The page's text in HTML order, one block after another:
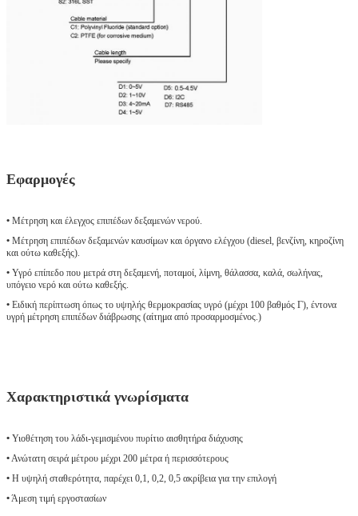
Εφαρμογές
• Μέτρηση και έλεγχος επιπέδων δεξαμενών νερού.
• Μέτρηση επιπέδων δεξαμενών καυσίμων και όργανο ελέγχου (diesel, βενζίνη, κηροζίνη
και ούτω καθεξής).
• Υγρό επίπεδο που μετρά στη δεξαμενή, ποταμοί, λίμνη, θάλασσα, καλά, σωλήνας,
υπόγειο νερό και ούτω καθεξής.
• Ειδική περίπτωση όπως το υψηλής θερμοκρασίας υγρό (μέχρι 100 βαθμός Γ), έντονα
υγρή μέτρηση επιπέδων διάβρωσης (αίτημα από προσαρμοσμένος.)
Χαρακτηριστικά γνωρίσματα
• Υιοθέτηση του λάδι-γεμισμένου πυρίτιο αισθητήρα διάχυσης
•Ανώτατη σειρά μέτρου μέχρι 200 μέτρα ή περισσότερους
• Η υψηλή σταθερότητα, παρέχει 0,1, 0,2, 0,5 ακρίβεια για την επιλογή
•Άμεση τιμή εργοστασίων